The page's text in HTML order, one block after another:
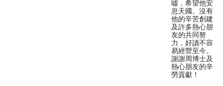
噓，希望他安
息天國。沒有
他的辛苦創建
及許多熱心朋
友的共同努
力，好讀不容
易經營至今。
謝謝周博士及
熱心朋友的辛
勞貢獻！